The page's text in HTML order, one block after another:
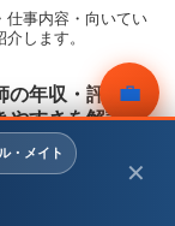
仕事内容・向いてい
します。
の年収・評判
やすさを解説
・メイト
✕
💼